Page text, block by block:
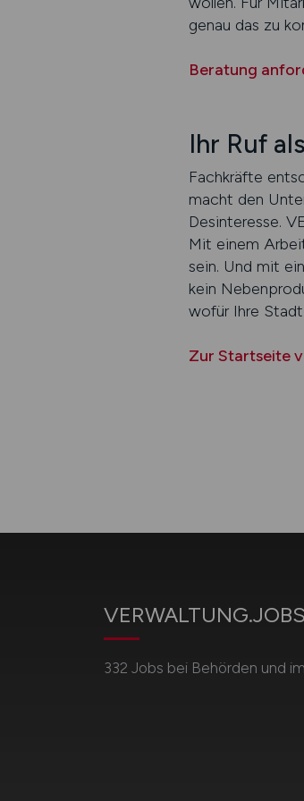
genau das zu
Beratung
Ihr Ruf
Fachkräfte
macht den
Desinteresse.
Mit einem
sein. Und mit
kein
wofür Ihre
Zur Startseite
VERWALTUNG.JOBS
332 Jobs bei Behörden und